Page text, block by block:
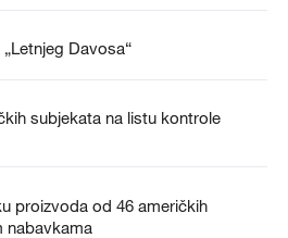
Davosa“
subjekata na listu kontrole
proizvoda od 46 američkih
nabavkama